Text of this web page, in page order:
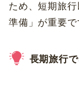
ため、短期旅
準備」が重要で
長期旅行